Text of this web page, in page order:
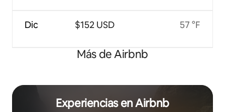
Dic $152 USD 57 °F
Más de Airbnb
Experiencias en Airbnb